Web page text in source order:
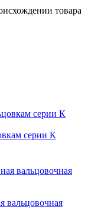
товара
серии К
вальцовочная